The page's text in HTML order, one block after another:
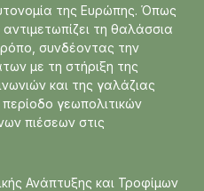
της Ευρώπης. Όπως
τη θαλάσσια
συνδέοντας την
με τη στήριξη της
και της γαλάζιας
περίοδο γεωπολιτικών
πιέσεων στις
Ανάπτυξης και Τροφίμων